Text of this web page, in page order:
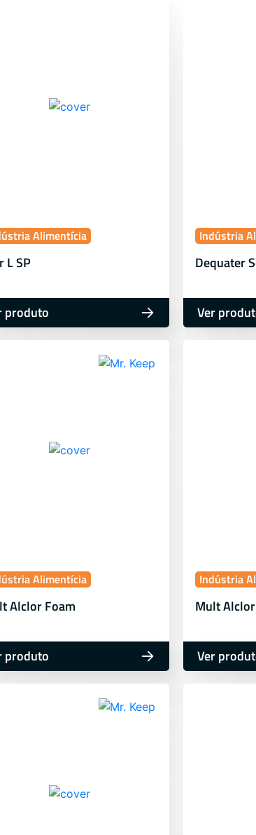
Alimentícia
L SP
produto
Indústria
Dequater
Ver
Alimentícia
Alclor Foam
produto
Indústria
Mult
Ver